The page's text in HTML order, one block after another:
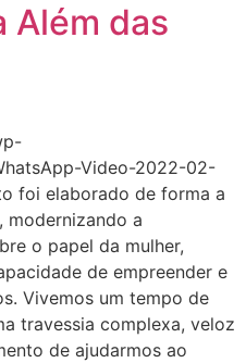
Além das
Video-2022-02-
foi elaborado de forma a
modernizando a
o papel da mulher,
de empreender e
Vivemos um tempo de
travessia complexa, veloz
de ajudarmos ao